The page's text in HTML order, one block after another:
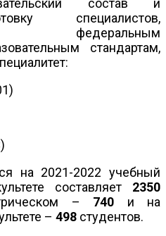
состав и
специалистов,
федеральным
стандартам,
на 2021-2022 учебный
составляет 2350
– 740 и на
– 498 студентов.